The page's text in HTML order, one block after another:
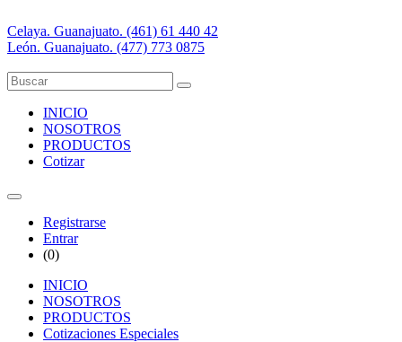
Celaya. Guanajuato. (461) 61 440 42
León. Guanajuato. (477) 773 0875
INICIO
NOSOTROS
PRODUCTOS
Cotizar
Registrarse
Entrar
(0)
INICIO
NOSOTROS
PRODUCTOS
Cotizaciones Especiales